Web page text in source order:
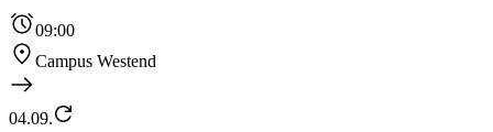
09:00
Campus Westend
04.09.